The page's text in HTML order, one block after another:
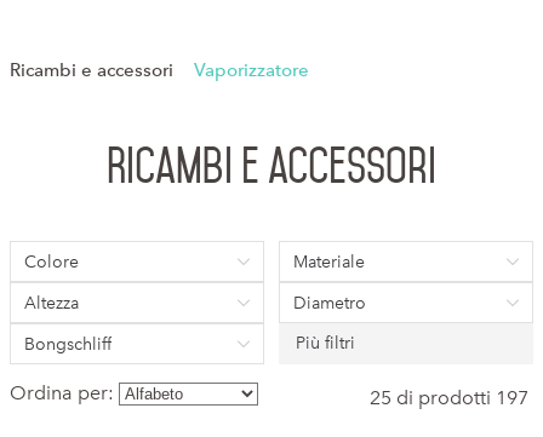
Ricambi e accessori Vaporizzatore
Ricambi e accessori
Colore
Materiale
Altezza
Diametro
Bongschliff
Più filtri
Ordina per: 25 di prodotti 197